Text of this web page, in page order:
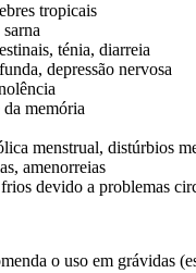
tropicais
ténia, diarreia
depressão nervosa
memória
menstrual, distúrbios
amenorreias
devido a problemas
o uso em grávidas